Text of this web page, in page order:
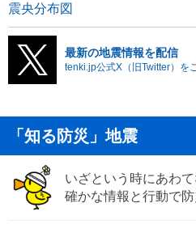
震央分布図
最新の地震情報を配信
tenki.jp公式X（旧Twitter）を
「知る防災」地震
いざという時にあわ
確かな情報と行動で